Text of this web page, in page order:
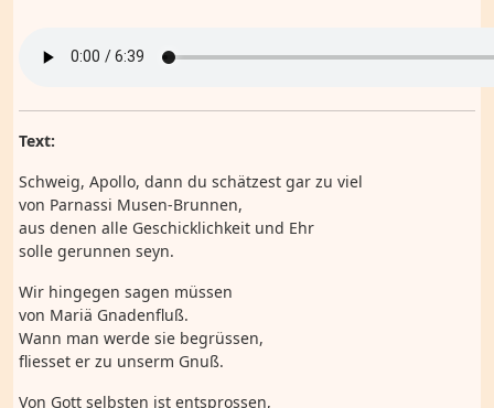
Text:
Schweig, Apollo, dann du schätzest gar zu viel
von Parnassi Musen-Brunnen,
aus denen alle Geschicklichkeit und Ehr
solle gerunnen seyn.
Wir hingegen sagen müssen
von Mariä Gnadenfluß.
Wann man werde sie begrüssen,
fliesset er zu unserm Gnuß.
Von Gott selbsten ist entsprossen,